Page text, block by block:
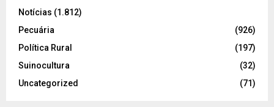
Notícias (1.812)
Pecuária
(926)
Política Rural
(197)
Suinocultura
(32)
Uncategorized
(71)